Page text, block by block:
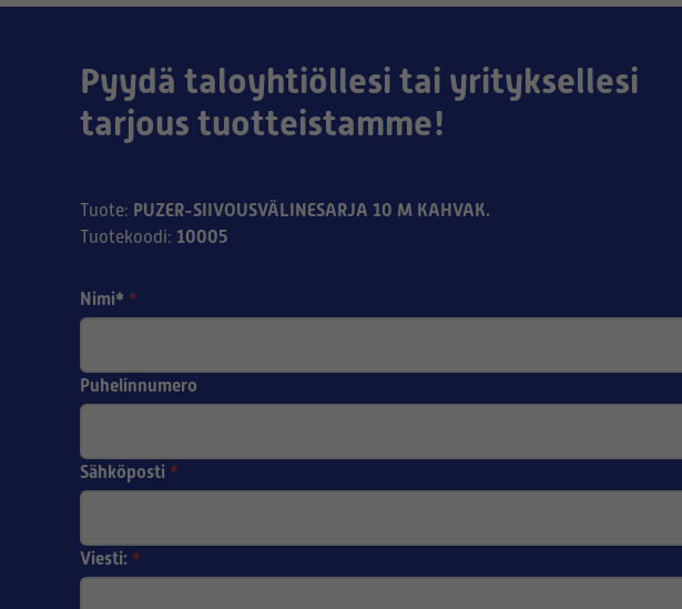
Pyydä taloyhtiöllesi tai yrityksellesi
tarjous tuotteistamme!
Tuote: PUZER-SIIVOUSVÄLINESARJA 10 M KAHVAK.
Tuotekoodi: 10005
Nimi* *
Puhelinnumero
Sähköposti *
Viesti: *